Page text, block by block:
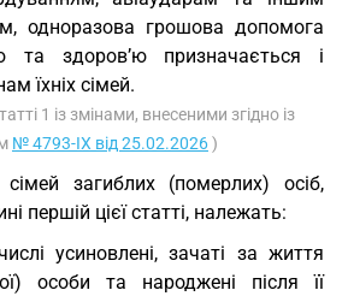
одноразова грошова допомога
здоров’ю призначається і
їхніх сімей.
1 із змінами, внесеними згідно із
№ 4793-IX від 25.02.2026)
загиблих (померлих) осіб,
першій цієї статті, належать:
усиновлені, зачаті за життя
особи та народжені після її